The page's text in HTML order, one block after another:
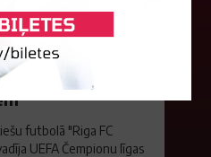
liek kārtīgi
futbolā "Riga FC
UEFA Čempionu līgas